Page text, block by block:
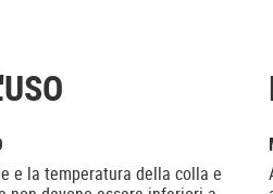
e la temperatura della colla e